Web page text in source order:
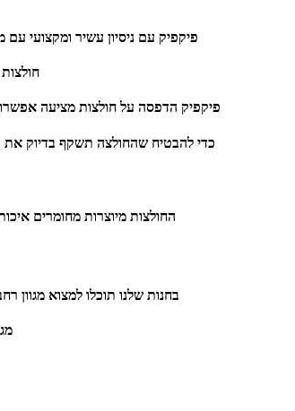
פיקפיק עם ניסיון עשיר ומקצועי עם
פיקפיק הדפסה על חולצות מציעה אפשרות
כדי להבטיח שהחולצה תשקף בדיוק
החולצות מיוצרות מחומרים
בחנות שלנו תוכלו למצוא מגוון רחב של